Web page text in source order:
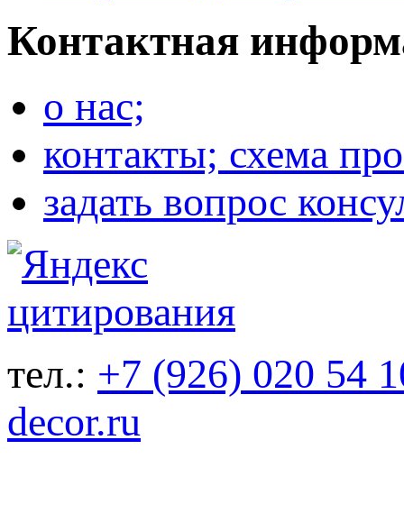
Контактная
о нас;
контакты; схема
задать вопрос
тел.: +7 (926) 020 54
decor.ru